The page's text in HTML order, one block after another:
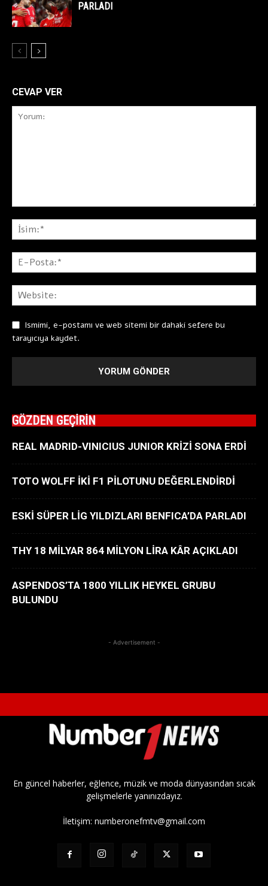
PARLADI
CEVAP VER
Ismimi, e-postamı ve web sitemi bir dahaki sefere bu
tarayıcıya kaydet.
GÖZDEN GEÇİRİN
REAL MADRID-VINICIUS JUNIOR KRİZİ SONA ERDİ
TOTO WOLFF İKİ F1 PİLOTUNU DEĞERLENDİRDİ
ESKİ SÜPER LİG YILDIZLARI BENFICA’DA PARLADI
THY 18 MİLYAR 864 MİLYON LİRA KÂR AÇIKLADI
ASPENDOS’TA 1800 YILLIK HEYKEL GRUBU
BULUNDU
- Advertisement -
En güncel haberler, eğlence, müzik ve moda dünyasından sıcak
gelişmelerle yanınızdayız.
İletişim: numberonefmtv@gmail.com